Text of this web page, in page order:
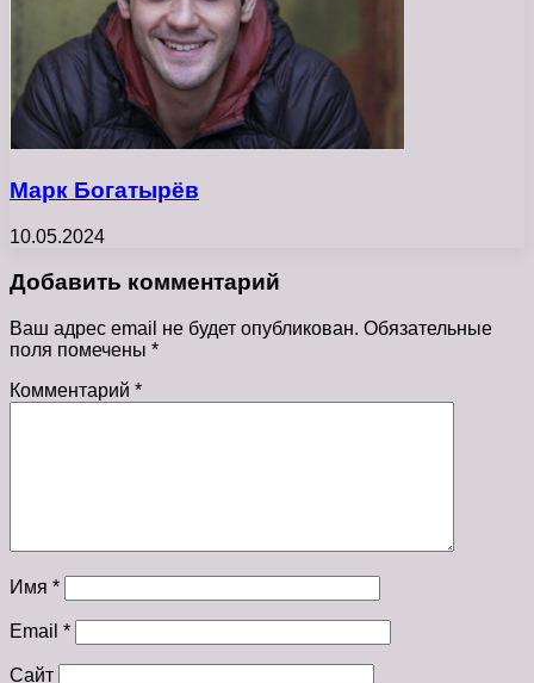
Марк Богатырёв
10.05.2024
Добавить комментарий
Ваш адрес email не будет опубликован. Обязательные
поля помечены *
Комментарий *
Имя *
Email *
Сайт